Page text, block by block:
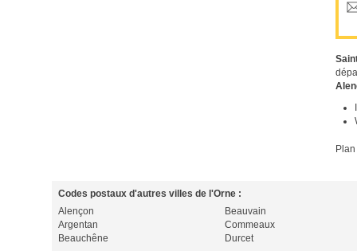
Codes postaux d'autres villes de l'Orne :
Alençon
Argentan
Beauchêne
Beauvain
Commeaux
Durcet